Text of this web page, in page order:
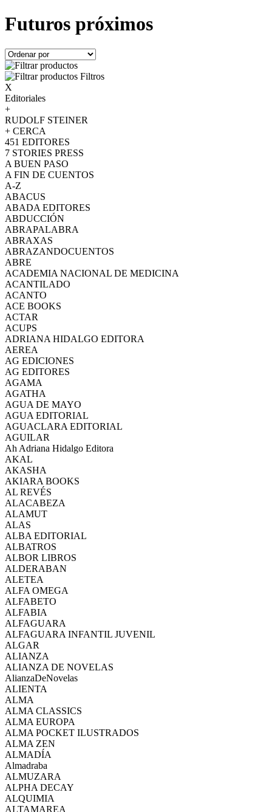
Futuros próximos
Filtros
X
Editoriales
+
RUDOLF STEINER
+ CERCA
451 EDITORES
7 STORIES PRESS
A BUEN PASO
A FIN DE CUENTOS
A-Z
ABACUS
ABADA EDITORES
ABDUCCIÓN
ABRAPALABRA
ABRAXAS
ABRAZANDOCUENTOS
ABRE
ACADEMIA NACIONAL DE MEDICINA
ACANTILADO
ACANTO
ACE BOOKS
ACTAR
ACUPS
ADRIANA HIDALGO EDITORA
AEREA
AG EDICIONES
AG EDITORES
AGAMA
AGATHA
AGUA DE MAYO
AGUA EDITORIAL
AGUACLARA EDITORIAL
AGUILAR
Ah Adriana Hidalgo Editora
AKAL
AKASHA
AKIARA BOOKS
AL REVÉS
ALACABEZA
ALAMUT
ALAS
ALBA EDITORIAL
ALBATROS
ALBOR LIBROS
ALDERABAN
ALETEA
ALFA OMEGA
ALFABETO
ALFABIA
ALFAGUARA
ALFAGUARA INFANTIL JUVENIL
ALGAR
ALIANZA
ALIANZA DE NOVELAS
AlianzaDeNovelas
ALIENTA
ALMA
ALMA CLASSICS
ALMA EUROPA
ALMA POCKET ILUSTRADOS
ALMA ZEN
ALMADÍA
Almadraba
ALMUZARA
ALPHA DECAY
ALQUIMIA
ALTAMAREA